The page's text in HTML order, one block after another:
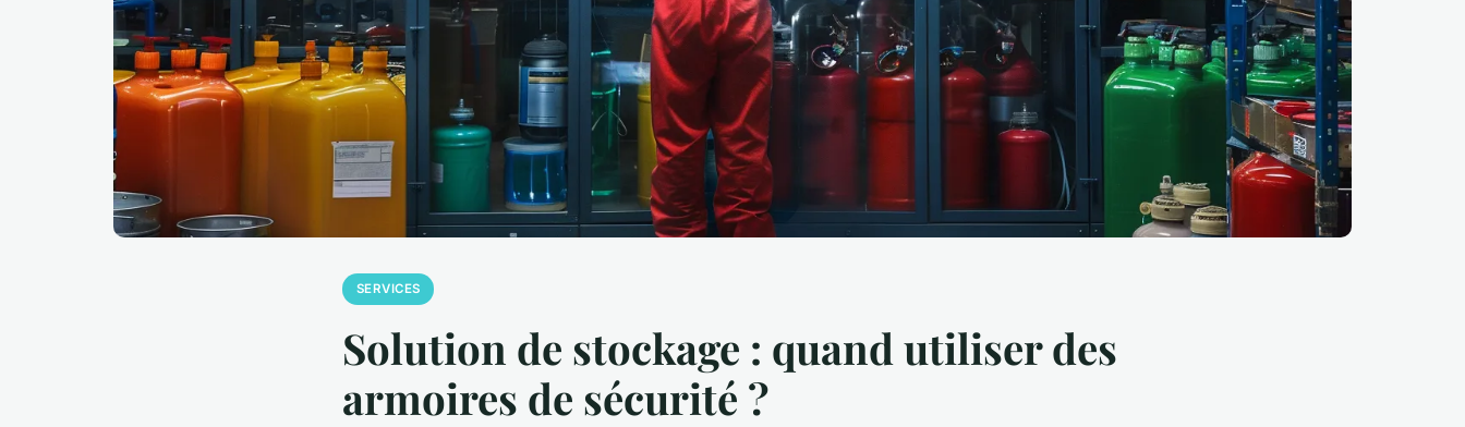
SERVICES
Solution de stockage : quand utiliser des
armoires de sécurité ?